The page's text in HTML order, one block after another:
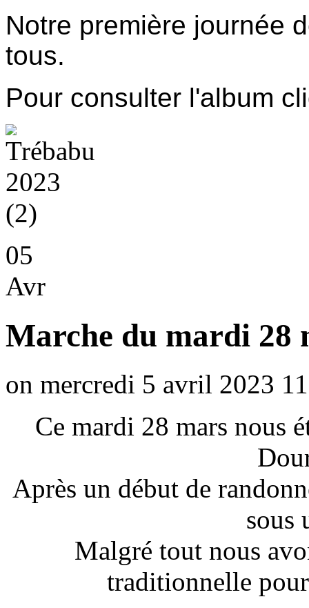
Notre première journée
tous.
Pour consulter l'album
05
Avr
Marche du mardi 28
on mercredi 5 avril 2023
Ce mardi 28 mars nous
Après un début de
sous
Malgré tout nous
traditionnelle